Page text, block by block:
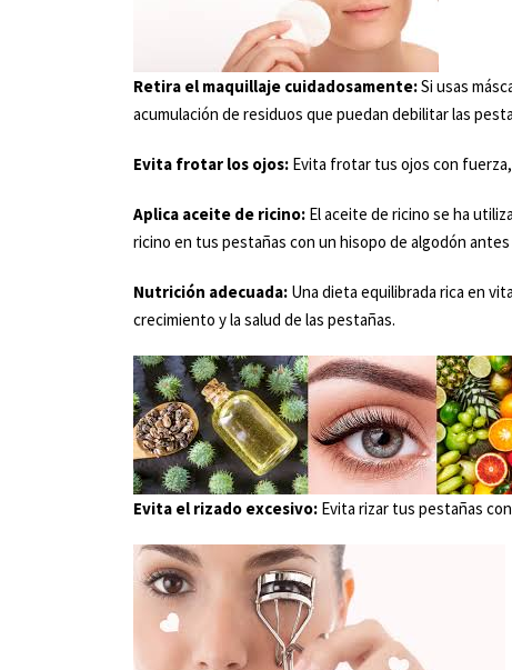
Retira el maquillaje cuidadosamente:Si usas
acumulación de residuos que puedan debilitar las
Evita frotar los ojos: Evita frotar tus ojos con
Aplica aceite de ricino: El aceite de ricino se ha
ricino en tus pestañas con un hisopo de algodón
Nutrición adecuada: Una dieta equilibrada rica en
crecimiento y la salud de las pestañas.
Evita el rizado excesivo: Evita rizar tus pestañas